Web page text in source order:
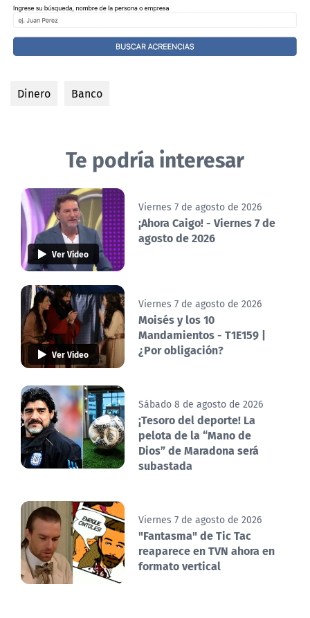
Dinero Banco
Te podría interesar
Ver Video
Viernes 7 de agosto de 2026
¡Ahora Caigo! - Viernes 7 de
agosto de 2026
Ver Video
Viernes 7 de agosto de 2026
Moisés y los 10
Mandamientos - T1E159 |
¿Por obligación?
Sábado 8 de agosto de 2026
¡Tesoro del deporte! La
pelota de la “Mano de
Dios” de Maradona será
subastada
Viernes 7 de agosto de 2026
"Fantasma" de Tic Tac
reaparece en TVN ahora en
formato vertical